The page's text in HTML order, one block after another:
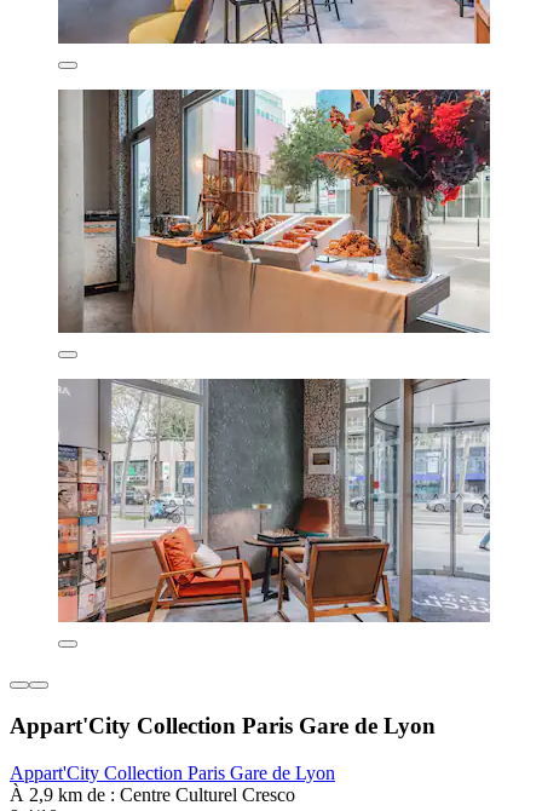
Appart'City Collection Paris Gare de Lyon
Appart'City Collection Paris Gare de Lyon
À 2,9 km de : Centre Culturel Cresco